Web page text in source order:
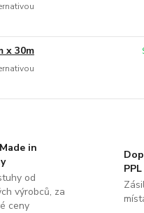
x 30m
in
od
výrobců, za
ceny